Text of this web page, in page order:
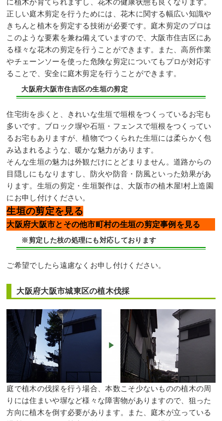
に植木が育てられますし、花木の健康状態も良くなります。
正しい庭木剪定を行うためには、花木に関する幅広い知識や
きちんと植木を剪定する技術が必要です。庭木剪定のプロは
このような要素を兼ね備えていますので、大阪市住吉区にあ
る様々な花木の剪定を行うことができます。また、高所作業
やチェーンソーを使った危険な剪定についてもプロが対応す
ることで、安全に庭木剪定を行うことができます。
大阪府大阪市住吉区の生垣の剪定
住宅街を歩くと、きれいな生垣で垣根をつくっているお宅も
多いです。ブロック塀や石垣・フェンスで垣根をつくってい
るお宅もありますが、植物でつくられた生垣には柔らかく包
み込まれるような、暖かな魅力があります。
そんな生垣の魅力は外観だけにとどまりません。道路からの
目隠しにもなりますし、防火や防音・防風といった効果があ
ります。生垣の剪定・生垣製作は、大阪市の植木屋!村上造園
にお申し付けください。
生垣の剪定を見る
大阪府大阪市とその他市町村の生垣の剪定事例を見る
※剪定した枝の処理にも対応しております
ご希望でしたら遠慮なくお申し付けください。
大阪府大阪市城東区の植木伐採
庭で植木の伐採を行う場合、本数こそ少ないものの植木の周
りには住まいや塀など様々な障害物がありますので、狙った
方向に植木を倒す必要があります。また、庭木が立っている